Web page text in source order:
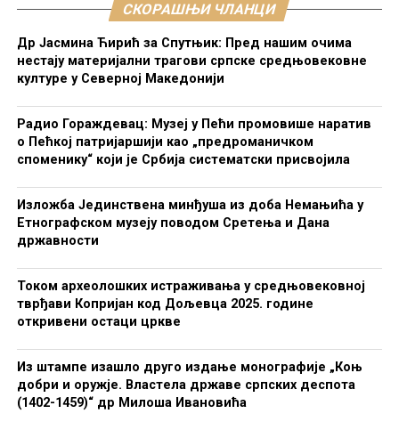
СКОРАШЊИ ЧЛАНЦИ
Др Јасмина Ћирић за Спутњик: Пред нашим очима
нестају материјални трагови српске средњовековне
културе у Северној Македонији
Радио Гораждевац: Музеј у Пећи промовише наратив
о Пећкој патријаршији као „предроманичком
споменику“ који је Србија систематски присвојила
Изложба Јединствена минђуша из доба Немањића у
Етнографском музеју поводом Сретења и Дана
државности
Током археолошких истраживања у средњовековној
тврђави Копријан код Дољевца 2025. године
откривени остаци цркве
Из штампе изашло друго издање монографије „Коњ
добри и оружје. Властела државе српских деспота
(1402-1459)“ др Милоша Ивановића